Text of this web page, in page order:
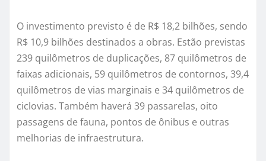
O investimento previsto é de R$ 18,2 bilhões, sendo
R$ 10,9 bilhões destinados a obras. Estão previstas
239 quilômetros de duplicações, 87 quilômetros de
faixas adicionais, 59 quilômetros de contornos, 39,4
quilômetros de vias marginais e 34 quilômetros de
ciclovias. Também haverá 39 passarelas, oito
passagens de fauna, pontos de ônibus e outras
melhorias de infraestrutura.